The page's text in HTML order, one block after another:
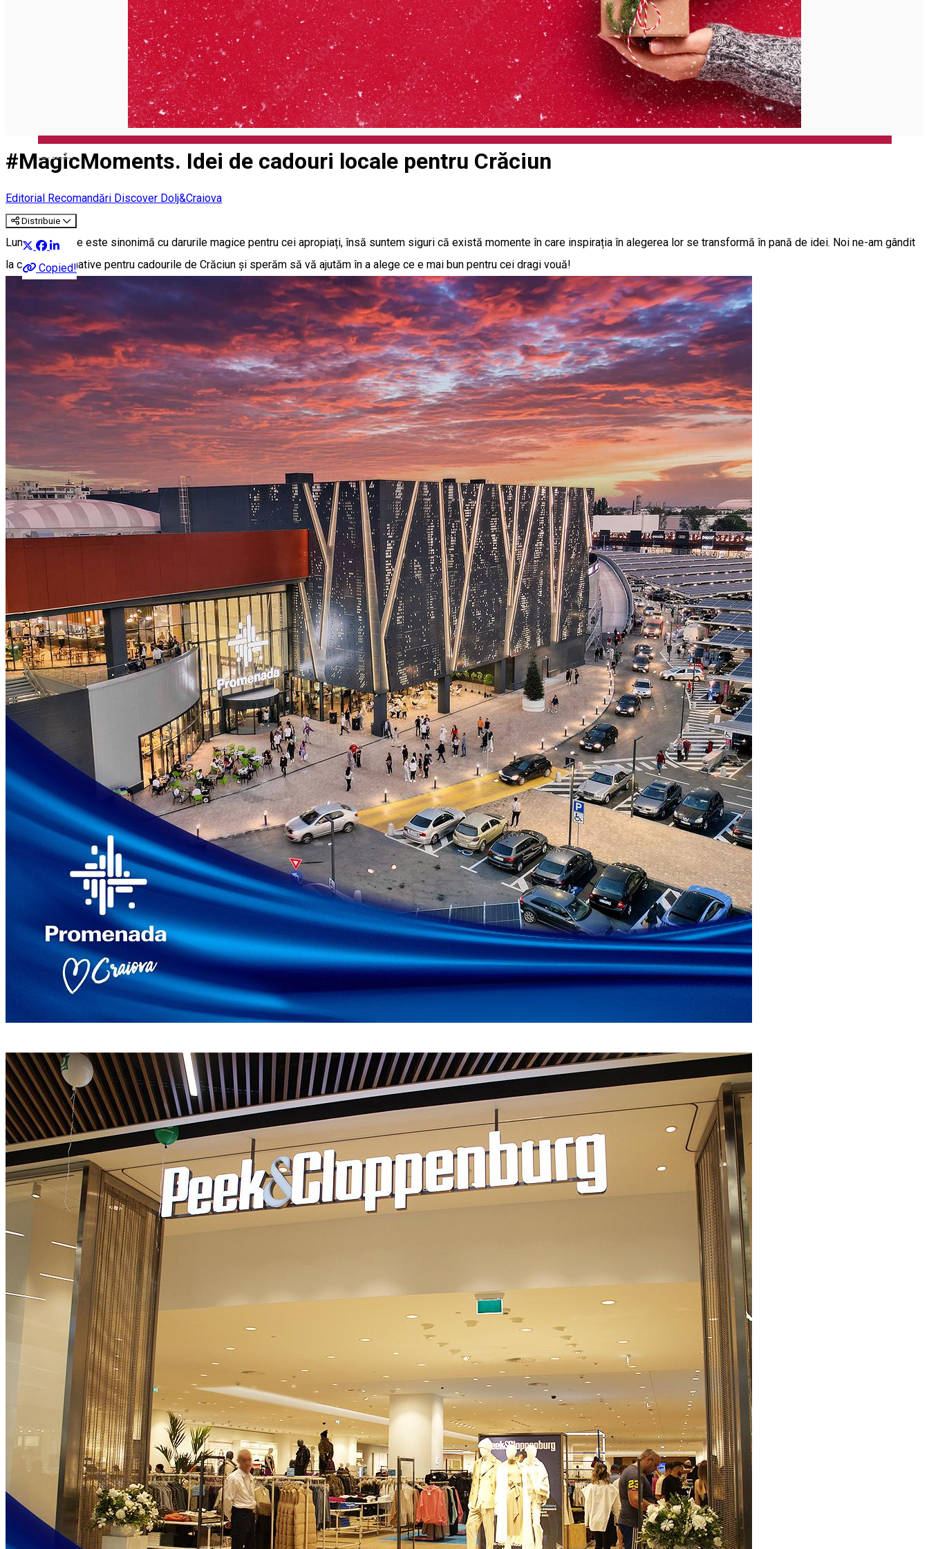
English
Închirieri biciclete
Încărcare vehicule electrice
#MagicMoments. Idei de cadouri locale pentru Crăciun
Editorial Recomandări Discover Dolj&Craiova
Distribuie
Copied!
Luna decembrie este sinonimă cu darurile magice pentru cei apropiați, însă suntem siguri că există momente în care inspirația în alegerea lor se transformă în pană de idei. Noi ne-am gândit
la câteva alternative pentru cadourile de Crăciun și sperăm să vă ajutăm în a alege ce e mai bun pentru cei dragi vouă!